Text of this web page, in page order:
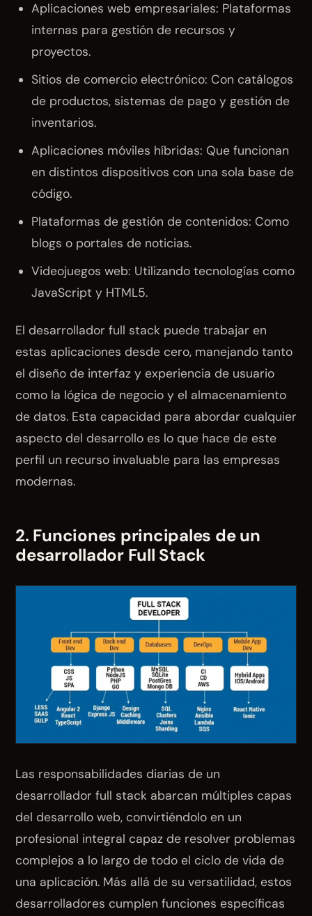
Aplicaciones web empresariales: Plataformas
internas para gestión de recursos y
proyectos.
Sitios de comercio electrónico: Con catálogos
de productos, sistemas de pago y gestión de
inventarios.
Aplicaciones móviles híbridas: Que funcionan
en distintos dispositivos con una sola base de
código.
Plataformas de gestión de contenidos: Como
blogs o portales de noticias.
Videojuegos web: Utilizando tecnologías como
JavaScript y HTML5.
El desarrollador full stack puede trabajar en
estas aplicaciones desde cero, manejando tanto
el diseño de interfaz y experiencia de usuario
como la lógica de negocio y el almacenamiento
de datos. Esta capacidad para abordar cualquier
aspecto del desarrollo es lo que hace de este
perfil un recurso invaluable para las empresas
modernas.
2. Funciones principales de un
desarrollador Full Stack
Las responsabilidades diarias de un
desarrollador full stack abarcan múltiples capas
del desarrollo web, convirtiéndolo en un
profesional integral capaz de resolver problemas
complejos a lo largo de todo el ciclo de vida de
una aplicación. Más allá de su versatilidad, estos
desarrolladores cumplen funciones específicas